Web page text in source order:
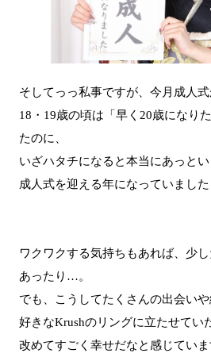
そしてっっ私事ですが、今月成人
18・19歳の頃は「早く20歳になり
たのに、
いざハタチになると本当にあっと
成人式を迎える年になっていました
ワクワクする気持ちもあれば、少
あったり…。
でも、こうしてたくさんの出会い
好きなKrushのリングに立たせてい
改めてすごく幸せだなと感じていま